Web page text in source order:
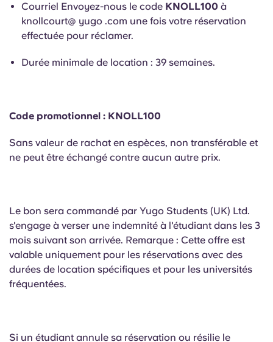
Courriel Envoyez-nous le code KNOLL100 à
knollcourt@ yugo .com une fois votre réservation
effectuée pour réclamer.
Durée minimale de location : 39 semaines.
Code promotionnel : KNOLL100
Sans valeur de rachat en espèces, non transférable et
ne peut être échangé contre aucun autre prix.
Le bon sera commandé par Yugo Students (UK) Ltd.
s'engage à verser une indemnité à l'étudiant dans les 3
mois suivant son arrivée. Remarque : Cette offre est
valable uniquement pour les réservations avec des
durées de location spécifiques et pour les universités
fréquentées.
Si un étudiant annule sa réservation ou résilie le